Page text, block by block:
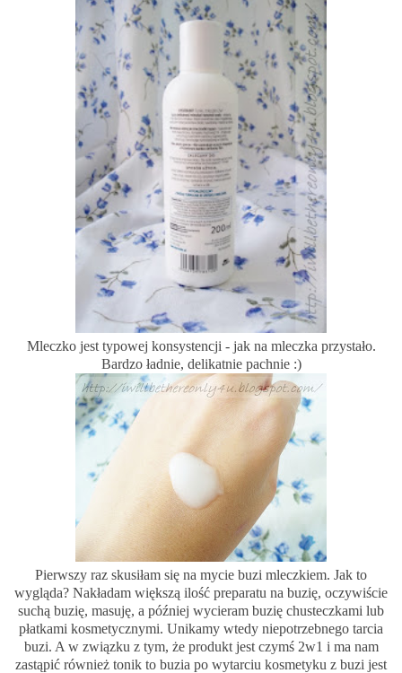
Mleczko jest typowej konsystencji - jak na mleczka przystało.
Bardzo ładnie, delikatnie pachnie :)
Pierwszy raz skusiłam się na mycie buzi mleczkiem. Jak to
wygląda? Nakładam większą ilość preparatu na buzię, oczywiście
suchą buzię, masuję, a później wycieram buzię chusteczkami lub
płatkami kosmetycznymi. Unikamy wtedy niepotrzebnego tarcia
buzi. A w związku z tym, że produkt jest czymś 2w1 i ma nam
zastąpić również tonik to buzia po wytarciu kosmetyku z buzi jest